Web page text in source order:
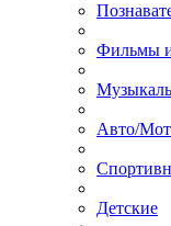
Фильмы
Авто/
Детские